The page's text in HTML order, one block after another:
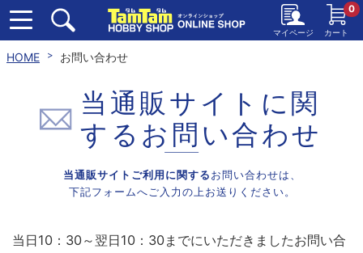
マイページ カート
0
HOME お問い合わせ
当通販サイトに関
する お問い合わせ
当通販サイトご利用に関する お問い合わせは、
下記フォームへご入力の上お送りください。
当日10：30～翌日10：30までにいただきましたお問い合